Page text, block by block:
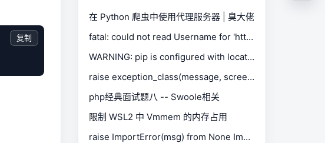
复制
在 Python 爬虫中使用代理服务器 | 臭大佬
fatal: could not read Username for 'https://gitee.com': No such device or address
WARNING: pip is configured with locations that require TLS/SSL, however the ssl module in Python is not available.
raise exception_class(message, screen, stacktrace) selenium.common.exceptions.SessionNotCreatedException
php经典面试题八 -- Swoole相关
限制 WSL2 中 Vmmem 的内存占用
raise ImportError(msg) from None ImportError: Missing optional dependency 'xlrd'. Install xlrd >= 1.0.0 for Excel support Use pip or conda to install xlrd.